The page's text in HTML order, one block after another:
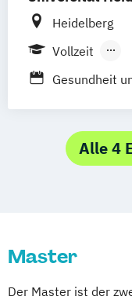
Medizin
Heidelberg
Vollzeit
Gesundheit
Alle 4
Master
Der Master ist der